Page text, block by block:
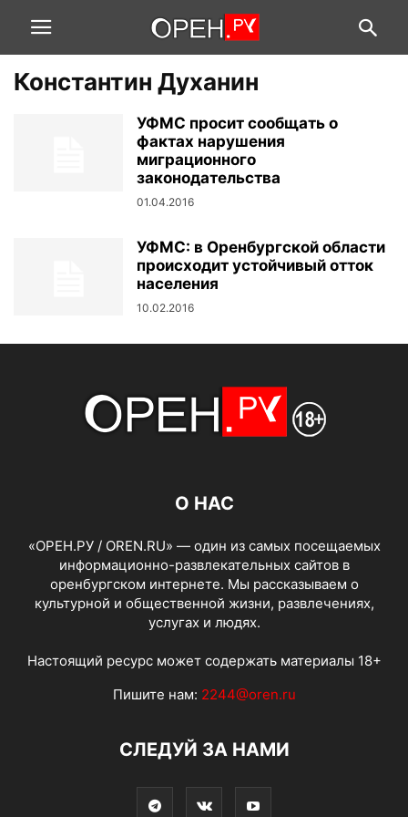
Константин Духанин
УФМС просит сообщать о
фактах нарушения
миграционного
законодательства
01.04.2016
УФМС: в Оренбургской области
происходит устойчивый отток
населения
10.02.2016
О НАС
«ОРЕН.РУ / OREN.RU» — один из самых посещаемых
информационно-развлекательных сайтов в
оренбургском интернете. Мы рассказываем о
культурной и общественной жизни, развлечениях,
услугах и людях.
Настоящий ресурс может содержать материалы 18+
Пишите нам: 2244@oren.ru
СЛЕДУЙ ЗА НАМИ